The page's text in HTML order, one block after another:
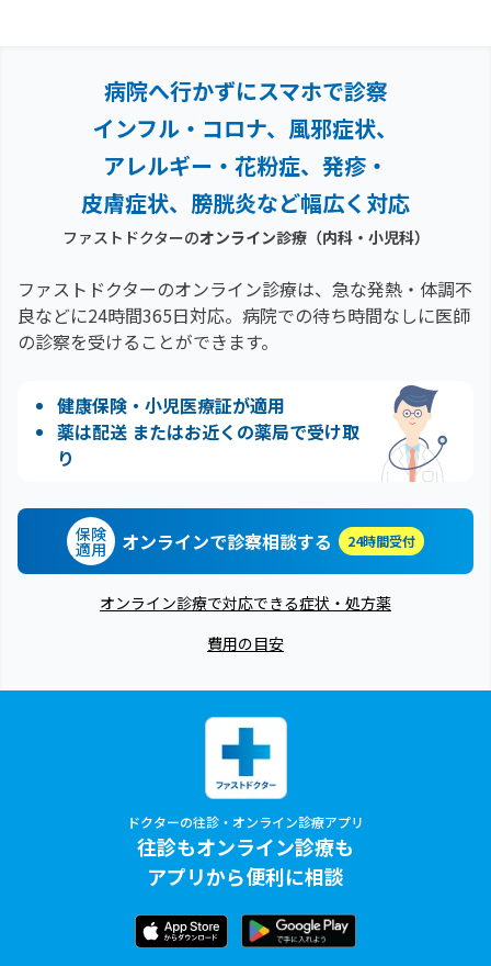
病院へ行かずにスマホで診察
インフル・コロナ、風邪症状、
アレルギー・花粉症、 発疹・
皮膚症状、膀胱炎など幅広く対応
ファストドクターのオンライン診療（内科・小児科）
ファストドクターのオンライン診療は、急な発熱・体調不
良などに24時間365日対応。 病院での待ち時間なしに医師
の診察を受けることができます。
健康保険・小児医療証が適用
薬は配送 またはお近くの薬局で受け取
り
保険
適用 オンラインで診察相談する 24時間受付
オンライン診療で対応できる症状・処方薬
費用の目安
ドクターの往診・オンライン診療アプリ
往診もオンライン診療も
アプリから便利に相談